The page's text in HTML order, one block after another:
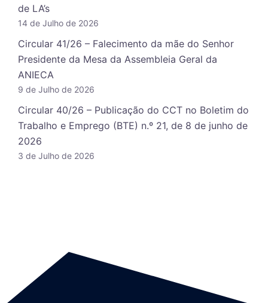
de LA’s
14 de Julho de 2026
Circular 41/26 – Falecimento da mãe do Senhor
Presidente da Mesa da Assembleia Geral da
ANIECA
9 de Julho de 2026
Circular 40/26 – Publicação do CCT no Boletim do
Trabalho e Emprego (BTE) n.º 21, de 8 de junho de
2026
3 de Julho de 2026